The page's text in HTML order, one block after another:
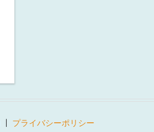
プライバシーポリシー